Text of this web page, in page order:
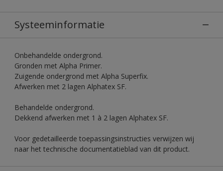
Systeeminformatie
Onbehandelde ondergrond.
Gronden met Alpha Primer.
Zuigende ondergrond met Alpha Superfix.
Afwerken met 2 lagen Alphatex SF.
Behandelde ondergrond.
Dekkend afwerken met 1 à 2 lagen Alphatex SF.
Voor gedetailleerde toepassingsinstructies verwijzen wij
naar het technische documentatieblad van dit product.